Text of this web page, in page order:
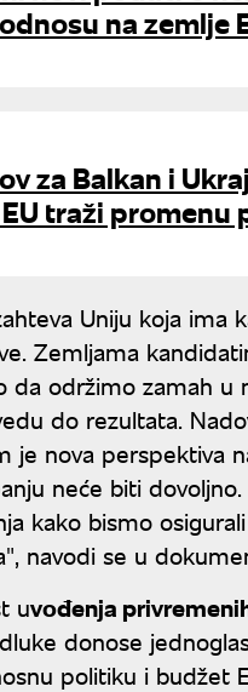
na zemlje
za Balkan i
traži promenu
Uniju koja ima
Zemljama
održimo zamah u
do rezultata.
je nova perspektiva
neće biti
kako bismo
navodi se u
uvođenja
donose
politiku i budžet